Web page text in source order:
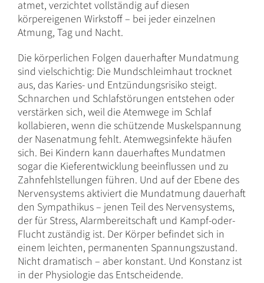
atmet, verzichtet vollständig auf diesen
körpereigenen Wirkstoff – bei jeder einzelnen
Atmung, Tag und Nacht.
Die körperlichen Folgen dauerhafter Mundatmung
sind vielschichtig: Die Mundschleimhaut trocknet
aus, das Karies- und Entzündungsrisiko steigt.
Schnarchen und Schlafstörungen entstehen oder
verstärken sich, weil die Atemwege im Schlaf
kollabieren, wenn die schützende Muskelspannung
der Nasenatmung fehlt. Atemwegsinfekte häufen
sich. Bei Kindern kann dauerhaftes Mundatmen
sogar die Kieferentwicklung beeinflussen und zu
Zahnfehlstellungen führen. Und auf der Ebene des
Nervensystems aktiviert die Mundatmung dauerhaft
den Sympathikus – jenen Teil des Nervensystems,
der für Stress, Alarmbereitschaft und Kampf-oder-
Flucht zuständig ist. Der Körper befindet sich in
einem leichten, permanenten Spannungszustand.
Nicht dramatisch – aber konstant. Und Konstanz ist
in der Physiologie das Entscheidende.